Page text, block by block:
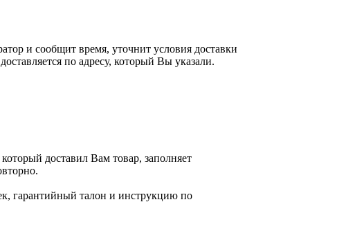
и сообщит время, уточнит условия доставки
по адресу, который Вы указали.
доставил Вам товар, заполняет
гарантийный талон и инструкцию по